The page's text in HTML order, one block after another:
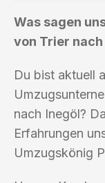
Was sagen
von Trier
Du bist aktuell
nach Inegöl?
Erfahrungen
Umzugskönig